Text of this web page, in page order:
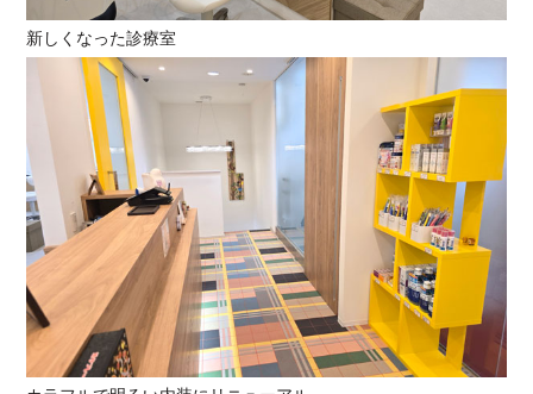
新しくなった診療室